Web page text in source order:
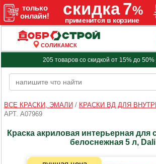
СОЛИКАМСК
205 товаров со скидкой от 15% до 50%
ВСЕ КРАСКИ, ЭМАЛИ / КРАСКИ ВД ДЛЯ
АРТ. A07969
Краска акриловая интерьерная для
белоснежная 5 л, Dali